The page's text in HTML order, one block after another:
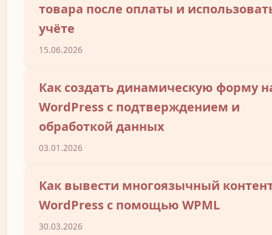
товара после оплаты и
учёте
15.06.2026
Как создать динамическую форму
WordPress с подтверждением и
обработкой данных
03.01.2026
Как вывести многоязычный
WordPress с помощью WPML
30.03.2026